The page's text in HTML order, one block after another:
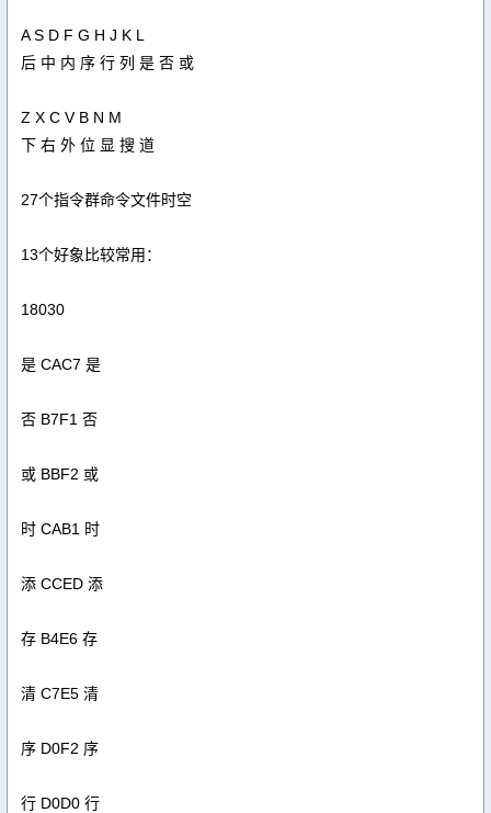
A S D F G H J K L
后 中 内 序 行 列 是 否 或
Z X C V B N M
下 右 外 位 显 搜 道
27个指令群命令文件时空
13个好象比较常用：
18030
是 CAC7 是
否 B7F1 否
或 BBF2 或
时 CAB1 时
添 CCED 添
存 B4E6 存
清 C7E5 清
序 D0F2 序
行 D0D0 行